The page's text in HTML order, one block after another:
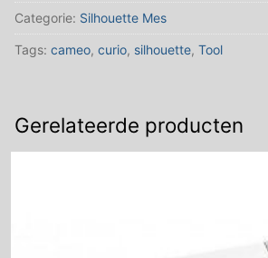
Categorie: Silhouette Mes
Tags: cameo, curio, silhouette, Tool
Gerelateerde producten